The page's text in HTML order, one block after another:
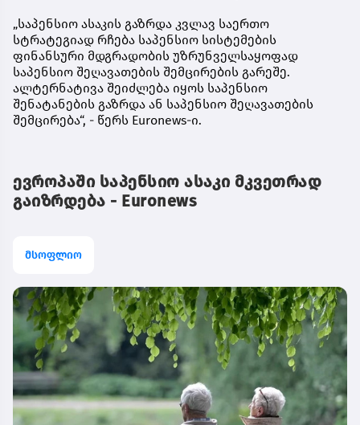
„საპენსიო ასაკის გაზრდა კვლავ საერთო
სტრატეგიად რჩება საპენსიო სისტემების
ფინანსური მდგრადობის უზრუნველსაყოფად
საპენსიო შეღავათების შემცირების გარეშე.
ალტერნატივა შეიძლება იყოს საპენსიო
შენატანების გაზრდა ან საპენსიო შეღავათების
შემცირება“, - წერს Euronews-ი.
ევროპაში საპენსიო ასაკი მკვეთრად
გაიზრდება - Euronews
მსოფლიო